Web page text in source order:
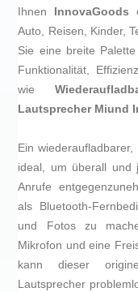
Ihnen InnovaGoods
Auto, Reisen, Kinder,
Sie eine breite
Funktionalität,
wie
Lautsprecher Miund
Ein
ideal, um überall und
Anrufe
als Bluetooth-
und Fotos zu
Mikrofon und eine
kann dieser
Lautsprecher